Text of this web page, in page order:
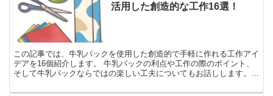
活用した創造的な工作16選！
この記事では、牛乳パックを使用した創造的で手軽に作れる工作アイ
デアを16個紹介します。 牛乳パックの利点や工作の際のポイント、
そして牛乳パックならではの楽しい工夫についてもお話しします。